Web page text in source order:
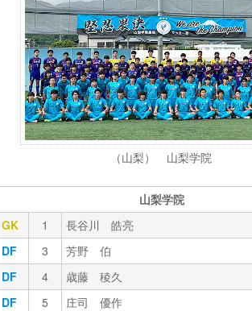
（山梨） 山梨学院
山梨学院
GK 1
長谷川 皓亮
DF 3
芳野 伯
DF 4
歳藤 稜久
DF 5
庄司 優作